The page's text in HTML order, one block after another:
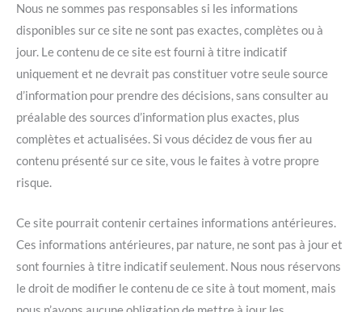
Nous ne sommes pas responsables si les informations
disponibles sur ce site ne sont pas exactes, complètes ou à
jour. Le contenu de ce site est fourni à titre indicatif
uniquement et ne devrait pas constituer votre seule source
d’information pour prendre des décisions, sans consulter au
préalable des sources d’information plus exactes, plus
complètes et actualisées. Si vous décidez de vous fier au
contenu présenté sur ce site, vous le faites à votre propre
risque.
Ce site pourrait contenir certaines informations antérieures.
Ces informations antérieures, par nature, ne sont pas à jour et
sont fournies à titre indicatif seulement. Nous nous réservons
le droit de modifier le contenu de ce site à tout moment, mais